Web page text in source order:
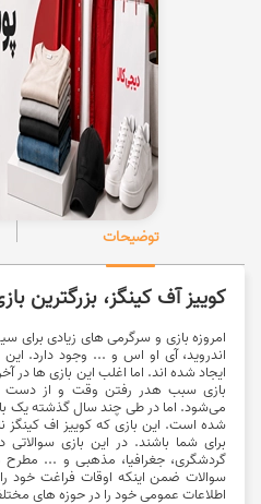
توضیحات
کوییز آف کینگز، بزرگترین
امروزه بازی و سرگرمی های زیادی
اندروید، آی او اس و ... وجود دارد.
ایجاد شده اند. اما اغلب این بازی ها در
بازی سبب هدر رفتن وقت و از دست
می‌شود. اما در طی چند سال گذشته یک بازی
شده است. این بازی که کوییز اف کینگز
برای شما باشند. در این بازی
گردشگری، جغرافیا، مذهبی و ...
سوالات ضمن اینکه اوقات فراغت خود
اطلاعات عمومی خود را در حوزه های